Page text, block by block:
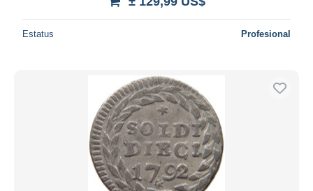
Estatus Profesional